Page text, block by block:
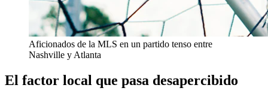
Aficionados de la MLS en un partido tenso entre
Nashville y Atlanta
El factor local que pasa desapercibido